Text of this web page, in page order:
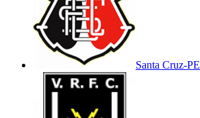
Santa Cruz-PE